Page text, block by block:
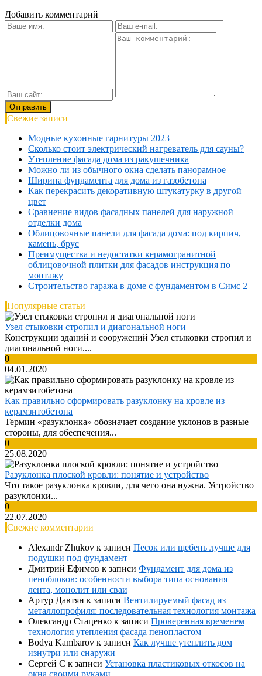
Добавить комментарий
Свежие записи
Модные кухонные гарнитуры 2023
Сколько стоит электрический нагреватель для сауны?
Утепление фасада дома из ракушечника
Можно ли из обычного окна сделать панорамное
Ширина фундамента для дома из газобетона
Как перекрасить декоративную штукатурку в другой
цвет
Сравнение видов фасадных панелей для наружной
отделки дома
Облицовочные панели для фасада дома: под кирпич,
камень, брус
Преимущества и недостатки керамогранитной
облицовочной плитки для фасадов инструкция по
монтажу
Строительство гаража в доме с фундаментом в Симс 2
Популярные статьи
Узел стыковки стропил и диагональной ноги
Конструкции зданий и сооружений Узел стыковки стропил и
диагональной ноги....
0
04.01.2020
Как правильно сформировать разуклонку на кровле из
керамзитобетона
Термин «разуклонка» обозначает создание уклонов в разные
стороны, для обеспечения...
0
25.08.2020
Разуклонка плоской кровли: понятие и устройство
Что такое разуклонка кровли, для чего она нужна. Устройство
разуклонки...
0
22.07.2020
Свежие комментарии
Alexandr Zhukov к записи Песок или щебень лучше для
подушки под фундамент
Дмитрий Ефимов к записи Фундамент для дома из
пеноблоков: особенности выбора типа основания –
лента, монолит или сваи
Артур Давтян к записи Вентилируемый фасад из
металлопрофиля: последовательная технология монтажа
Олександр Стаценко к записи Проверенная временем
технология утепления фасада пенопластом
Bodya Kambarov к записи Как лучше утеплить дом
изнутри или снаружи
Сергей С к записи Установка пластиковых откосов на
окна своими руками